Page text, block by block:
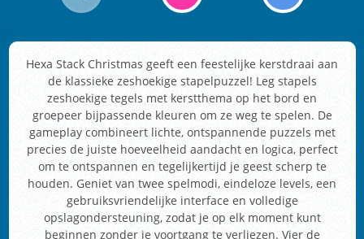
Hexa Stack Christmas geeft een feestelijke kerstdraai aan
de klassieke zeshoekige stapelpuzzel! Leg stapels
zeshoekige tegels met kerstthema op het bord en
groepeer bijpassende kleuren om ze weg te spelen. De
gameplay combineert lichte, ontspannende puzzels met
precies de juiste hoeveelheid aandacht en logica, perfect
om te ontspannen en tegelijkertijd je geest scherp te
houden. Geniet van twee spelmodi, eindeloze levels, een
gebruiksvriendelijke interface en volledige
opslagondersteuning, zodat je op elk moment kunt
beginnen zonder je voortgang te verliezen. Vier de